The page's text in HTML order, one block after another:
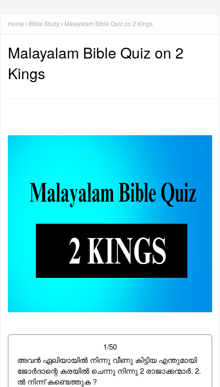
Home Bible Study Malayalam Bible Quiz on 2 Kings
Malayalam Bible Quiz on 2
Kings
1/50
അവന്‍ ഏലിയായില്‍ നിന്നു വീണു കിട്ടിയ എന്തുമായി
ജോര്‍ദാന്റെ കരയില്‍ ചെന്നു നിന്നു 2 രാജാക്കന്മാര്‍. 2.
ല്‍ നിന്ന് കണ്ടെത്തുക ?